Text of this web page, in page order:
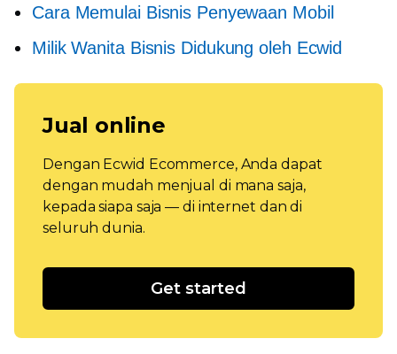
Cara Memulai Bisnis Penyewaan Mobil
Milik WanitaBisnis Didukung oleh Ecwid
Jual online
Dengan Ecwid Ecommerce, Anda dapat
dengan mudah menjual di mana saja,
kepada siapa saja — di internet dan di
seluruh dunia.
Get started